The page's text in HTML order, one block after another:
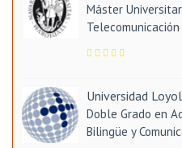
Máster
Telecomunicación
Universidad
Doble Grado en
Bilingüe y